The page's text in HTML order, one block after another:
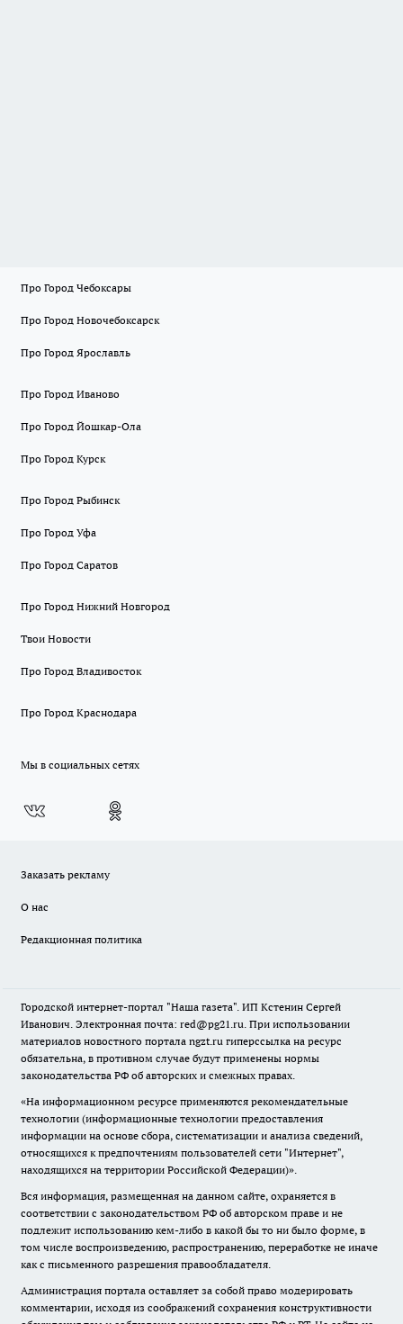
Про Город Чебоксары
Про Город Новочебоксарск
Про Город Ярославль
Про Город Иваново
Про Город Йошкар-Ола
Про Город Курск
Про Город Рыбинск
Про Город Уфа
Про Город Саратов
Про Город Нижний Новгород
Твои Новости
Про Город Владивосток
Про Город Краснодара
Мы в социальных сетях
Заказать рекламу
О нас
Редакционная политика
Городской интернет-портал "Наша газета". ИП Кстенин Сергей
Иванович. Электронная почта: red@pg21.ru. При использовании
материалов новостного портала ngzt.ru гиперссылка на ресурс
обязательна, в противном случае будут применены нормы
законодательства РФ об авторских и смежных правах.
«На информационном ресурсе применяются рекомендательные
технологии (информационные технологии предоставления
информации на основе сбора, систематизации и анализа сведений,
относящихся к предпочтениям пользователей сети "Интернет",
находящихся на территории Российской Федерации)».
Вся информация, размещенная на данном сайте, охраняется в
соответствии с законодательством РФ об авторском праве и не
подлежит использованию кем-либо в какой бы то ни было форме, в
том числе воспроизведению, распространению, переработке не иначе
как с письменного разрешения правообладателя.
Администрация портала оставляет за собой право модерировать
комментарии, исходя из соображений сохранения конструктивности